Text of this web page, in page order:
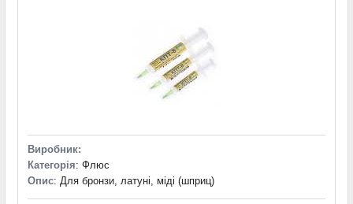
Виробник:
Категорія: Флюс
Опис: Для бронзи, латуні, міді (шприц)